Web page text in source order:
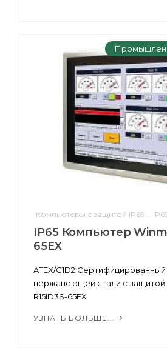
Компьютеры с защитой IP65 ...
IP65 Компьютер
65EX
ATEX/C1D2
нержавеющей стали с защитой
R15ID3S-65EX
УЗНАТЬ БОЛЬШЕ...